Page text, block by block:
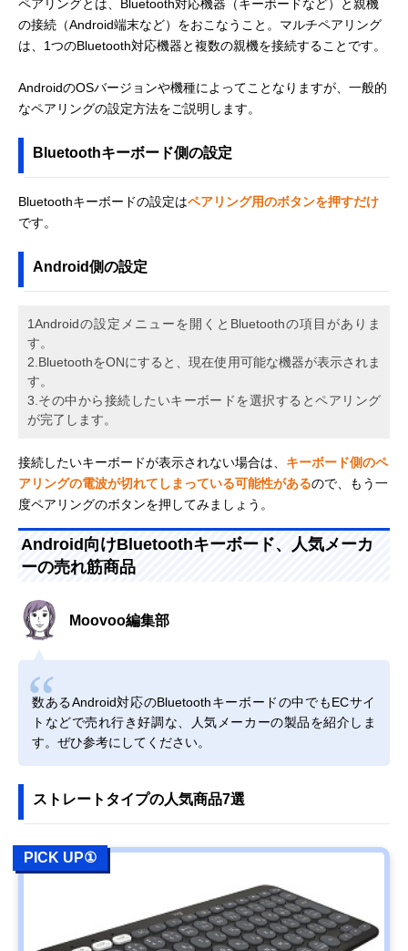
ペアリングとは、Bluetooth対応機器（キーボードなど）と親機
の接続（Android端末など）をおこなうこと。マルチペアリング
は、1つのBluetooth対応機器と複数の親機を接続することです。
AndroidのOSバージョンや機種によってことなりますが、一般的
なペアリングの設定方法をご説明します。
Bluetoothキーボード側の設定
Bluetoothキーボードの設定はペアリング用のボタンを押すだけ
です。
Android側の設定
1Androidの設定メニューを開くとBluetoothの項目がありま
す。
2.BluetoothをONにすると、現在使用可能な機器が表示されま
す。
3.その中から接続したいキーボードを選択するとペアリング
が完了します。
接続したいキーボードが表示されない場合は、 キーボード側のペ
アリングの電波が切れてしまっている可能性があるので、もう一
度ペアリングのボタンを押してみましょう。
Android向けBluetoothキーボード、人気メーカ
ーの売れ筋商品
Moovoo編集部
数あるAndroid対応のBluetoothキーボードの中でもECサイ
トなどで売れ行き好調な、人気メーカーの製品を紹介しま
す。ぜひ参考にしてください。
ストレートタイプの人気商品7選
PICK UP①